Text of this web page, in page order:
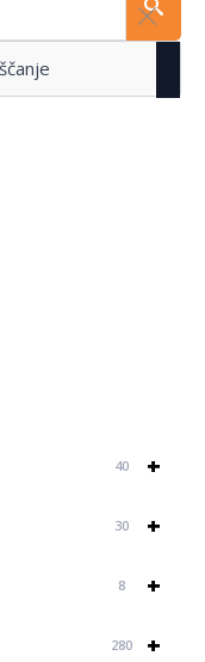
+
40
+
30
+
8
+
280